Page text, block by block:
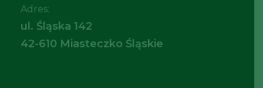
Adres:
ul. Śląska 142
42-610 Miasteczko Śląskie